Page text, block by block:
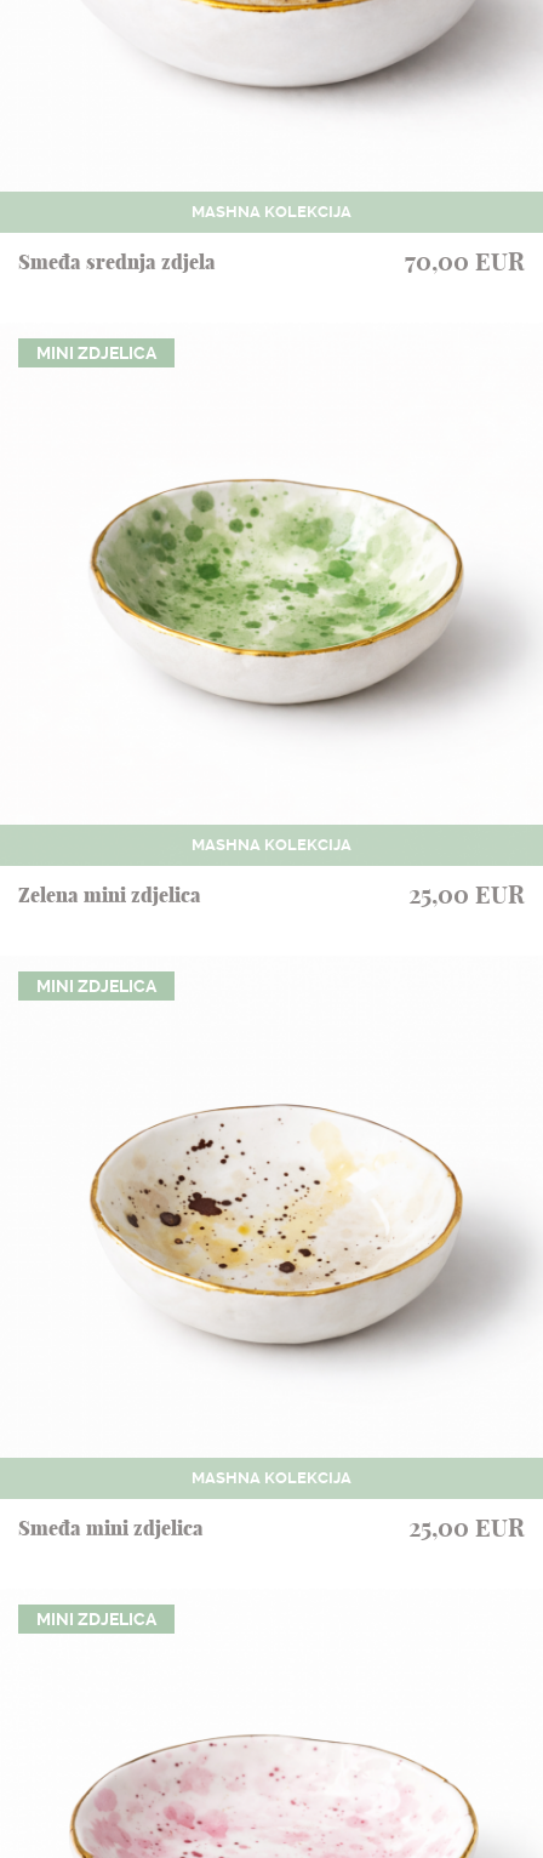
MASHNA KOLEKCIJA
Smeđa srednja zdjela 70,00 EUR
MINI ZDJELICA
MASHNA KOLEKCIJA
Zelena mini zdjelica 25,00 EUR
MINI ZDJELICA
MASHNA KOLEKCIJA
Smeđa mini zdjelica 25,00 EUR
MINI ZDJELICA